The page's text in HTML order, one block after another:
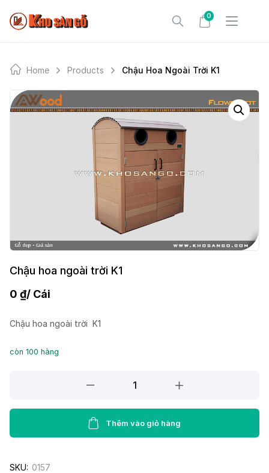
0
Home Products Chậu Hoa Ngoài Trời K1
Chậu hoa ngoài trời K1
0 ₫/ Cái
Chậu hoa ngoài trời K1
còn 100 hàng
ngoài
K1
Thêm vào giỏ hàng
SKU: 0157